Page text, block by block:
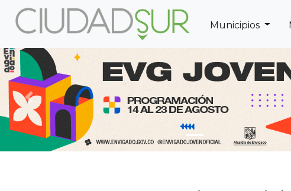
Municipios
Previous